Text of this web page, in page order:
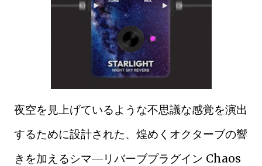
夜空を見上げているような不思議な感覚を演出
するために設計された、煌めくオクターブの響
きを加えるシマ―リバーブプラグイン Chaos